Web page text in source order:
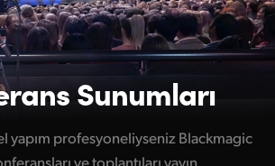
Sunumları
yapım profesyoneliyseniz Blackmagic
ve toplantıları yayın